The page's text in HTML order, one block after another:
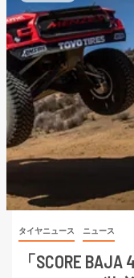
タイヤニュース ニュース
「SCORE